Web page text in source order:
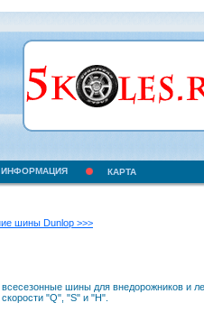
КАРТА
шины Dunlop >>>
всесезонные шины для внедорожников и
"Q", "S" и "H".
ИНФОРМАЦИЯ